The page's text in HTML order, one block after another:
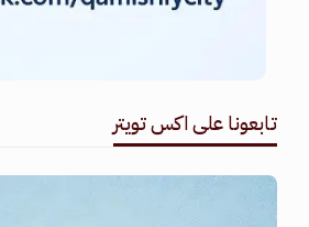
تابعونا على اكس تويتر